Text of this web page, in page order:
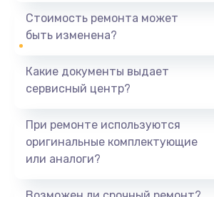
700 руб.
Ремонт разъема
Замена фейдеров
Стоимость ремонта может
быть изменена?
Какие документы выдает
сервисный центр?
При ремонте используются
оригинальные комплектующие
или аналоги?